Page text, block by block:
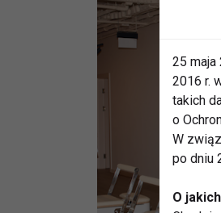
25
2016 r.
takich
o
W
po dniu
O